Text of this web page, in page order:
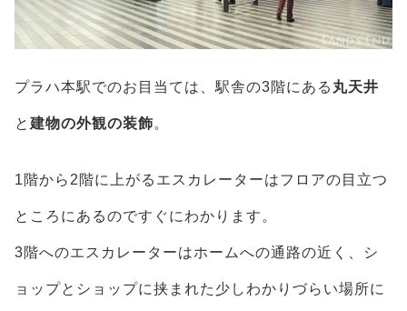
プラハ本駅でのお目当ては、駅舎の3階にある 丸天井
と 建物の外観の装飾。
1階から2階に上がるエスカレーターはフロアの目立つ
ところにあるのですぐにわかります。
3階へのエスカレーターはホームへの通路の近く、シ
ョップとショップに挟まれた少しわかりづらい場所に